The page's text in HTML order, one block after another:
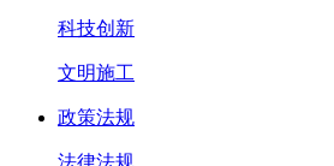
科技创新
文明施工
政策法规
法律法规